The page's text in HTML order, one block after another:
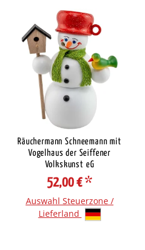
Räuchermann Schneemann mit
Vogelhaus der Seiffener
Volkskunst eG
52,00 €*
Auswahl Steuerzone /
Lieferland